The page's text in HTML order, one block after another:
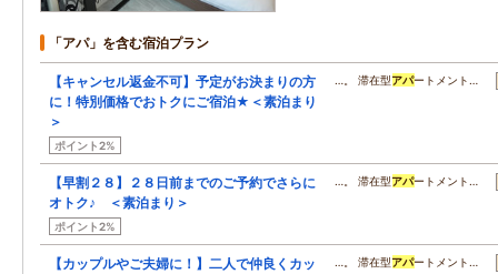
「アパ」を含む宿泊プラン
【キャンセル返金不可】予定がお決まりの方
に！特別価格でおトクにご宿泊★＜素泊まり
＞
ポイント2%
…。 滞在型アパートメント…
【早割２８】２８日前までのご予約でさらに
オトク♪ ＜素泊まり＞
ポイント2%
…。 滞在型アパートメント…
【カップルやご夫婦に！】二人で仲良くカッ
…。 滞在型アパートメント…